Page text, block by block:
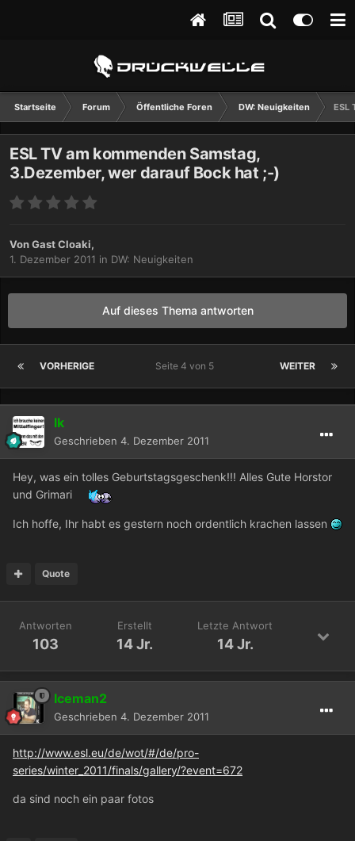
Startseite Forum Öffentliche Foren DW: Neuigkeiten ESL
ESL TV am kommenden Samstag,
3.Dezember, wer darauf Bock hat ;-)
Von Gast Cloaki,
1. Dezember 2011 in DW: Neuigkeiten
Auf dieses Thema antworten
VORHERIGE WEITER
Seite 4 von 5
lk
Geschrieben 4. Dezember 2011
Hey, was ein tolles Geburtstagsgeschenk!!! Alles Gute Horstor
und Grimari
Ich hoffe, Ihr habt es gestern noch ordentlich krachen lassen
Quote
Antworten
103
Erstellt
14 Jr.
Letzte Antwort
14 Jr.
Iceman2
Geschrieben 4. Dezember 2011
http://www.esl.eu/de/wot/#/de/pro-
series/winter_2011/finals/gallery/?event=672
da sind noch ein paar fotos